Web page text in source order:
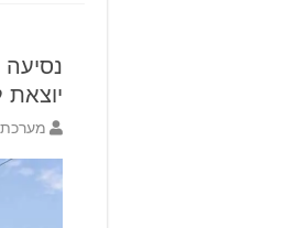
יוצאת
מערכת